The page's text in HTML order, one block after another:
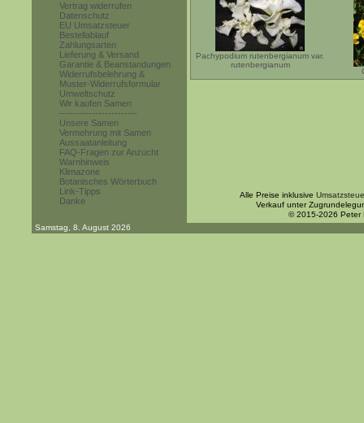
Vertrag widerrufen
Datenschutz
EU Umsatzsteuer
Bestellablauf
Zahlungsarten
Lieferung & Versand
Garantie & Beanstandungen
Widerrufsbelehrung &
Muster-Widerrufsformular
Umweltschutz
Wir kaufen Samen
------------------------
Unsere Samen
Vermehrung mit Samen
Aussaatanleitung
FAQ-Fragen zur Anzucht
Warnhinweis
Klimazone
Botanisches Wörterbuch
Link-Tipps
Danke
Pachypodium rutenbergianum var.
rutenbergianum
Alle Preise inklusive
Verkauf unter
© 2015-2026 Peter
Samstag, 8. August 2026